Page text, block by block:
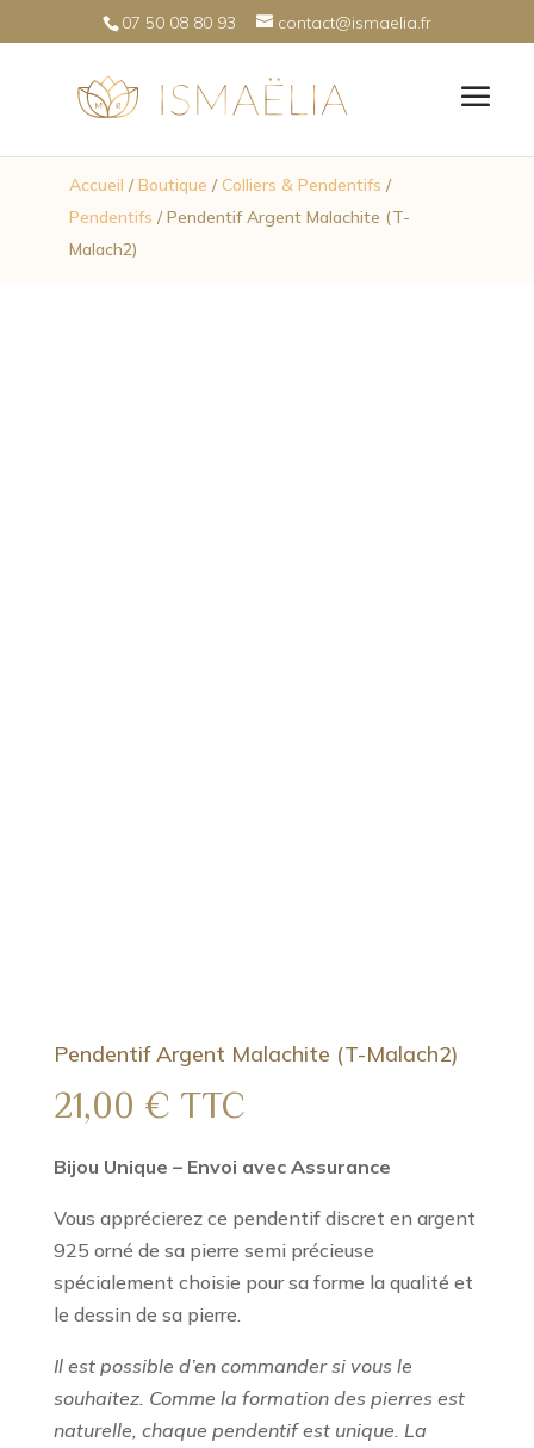
07 50 08 80 93 contact@ismaelia.fr
Accueil /Boutique /Colliers & Pendentifs /
Pendentifs / Pendentif Argent Malachite (T-
Malach2)
Pendentif Argent Malachite (T-Malach2)
21,00 € TTC
Bijou Unique – Envoi avec Assurance
Vous apprécierez ce pendentif discret en argent
925 orné de sa pierre semi précieuse
spécialement choisie pour sa forme la qualité et
le dessin de sa pierre.
Il est possible d’en commander si vous le
souhaitez. Comme la formation des pierres est
naturelle, chaque pendentif est unique. La